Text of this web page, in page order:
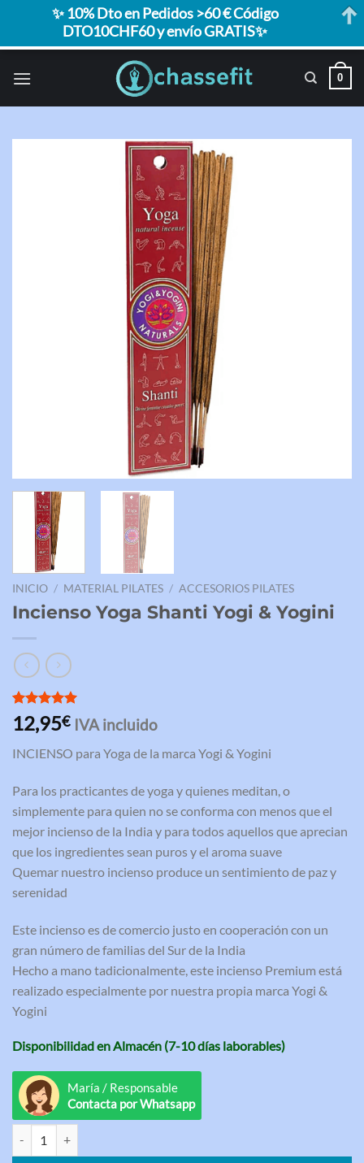
0
INICIO / MATERIAL PILATES / ACCESORIOS PILATES
Incienso Yoga Shanti Yogi & Yogini
Valorado
con5.00
base a
3
12,95€ IVA incluido
INCIENSO para Yoga de la marca Yogi & Yogini
Para los practicantes de yoga y quienes meditan, o
simplemente para quien no se conforma con menos que el
mejor incienso de la India y para todos aquellos que aprecian
que los ingredientes sean puros y el aroma suave
Quemar nuestro incienso produce un sentimiento de paz y
serenidad
Este incienso es de comercio justo en cooperación con un
gran número de familias del Sur de la India
Hecho a mano tadicionalmente, este incienso Premium está
realizado especialmente por nuestra propia marca Yogi &
Yogini
Disponibilidad en Almacén (7-10 días laborables)
María / Responsable
Contacta por Whatsapp
✨ 10% Dto en Pedidos >60 € Código
DTO10CHF60 y envío GRATIS✨